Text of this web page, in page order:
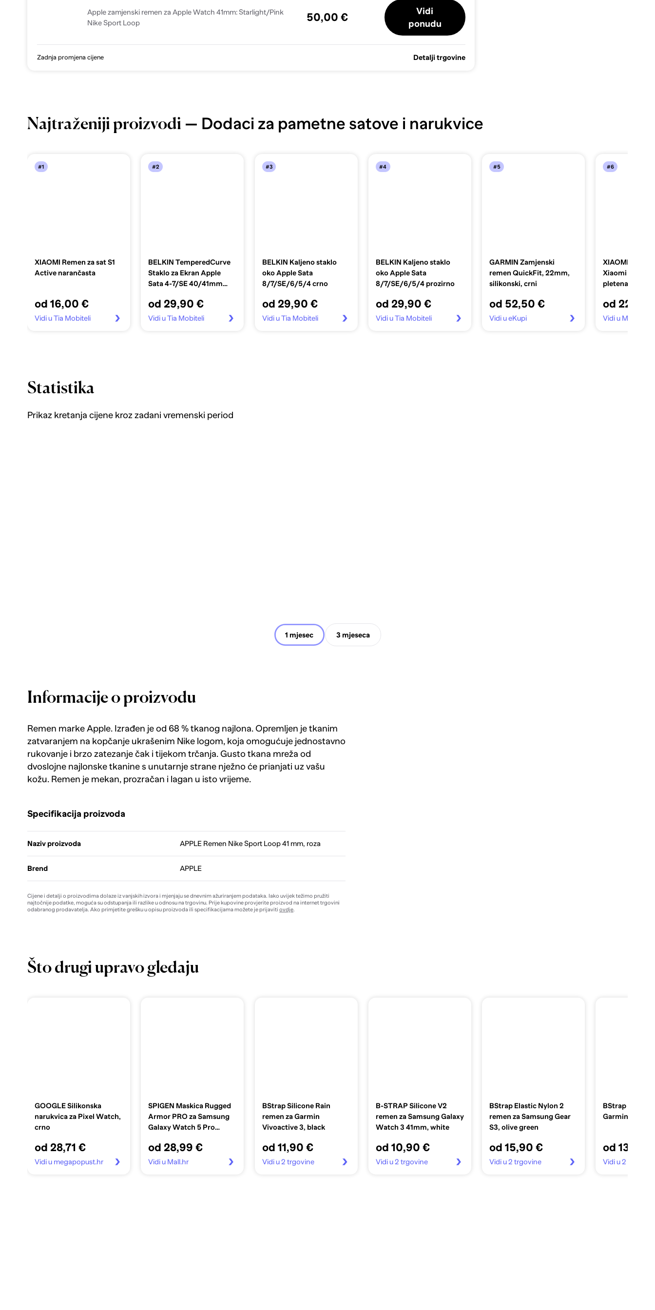
Apple zamjenski remen za Apple Watch 41mm: Starlight/Pink
Nike Sport Loop
50,00 €
Vidi
ponudu
Zadnja promjena cijene Detalji trgovine
Najtraženiji proizvodi — Dodaci za pametne satove i narukvice
#1
XIAOMI Remen za sat S1
Active narančasta
od 16,00 €
Vidi u Tia Mobiteli
#2
BELKIN TemperedCurve
Staklo za Ekran Apple
Sata 4-7/SE 40/41mm
od 29,90 €
Vidi u Tia Mobiteli
#3
BELKIN Kaljeno staklo
oko Apple Sata
8/7/SE/6/5/4 crno
od 29,90 €
Vidi u Tia Mobiteli
#4
BELKIN Kaljeno staklo
oko Apple Sata
8/7/SE/6/5/4 prozirno
od 29,90 €
Vidi u Tia Mobiteli
#5
GARMIN Zamjenski
remen QuickFit, 22mm,
silikonski, crni
od 52,50 €
Vidi u eKupi
#6
XIAOMI
Xiaomi Smart
pletena, žuta
od 22,00
Vidi u Moj-toner
Statistika
Prikaz kretanja cijene kroz zadani vremenski period
1 mjesec 3 mjeseca
Informacije o proizvodu
Remen marke Apple. Izrađen je od 68 % tkanog najlona. Opremljen je tkanim
zatvaranjem na kopčanje ukrašenim Nike logom, koja omogućuje jednostavno
rukovanje i brzo zatezanje čak i tijekom trčanja. Gusto tkana mreža od
dvoslojne najlonske tkanine s unutarnje strane nježno će prianjati uz vašu
kožu. Remen je mekan, prozračan i lagan u isto vrijeme.
Specifikacija proizvoda
Naziv proizvoda APPLE Remen Nike Sport Loop 41 mm, roza
Brend APPLE
Cijene i detalji o proizvodima dolaze iz vanjskih izvora i mjenjaju se dnevnim ažuriranjem podataka. Iako uvijek težimo pružiti
najtočnije podatke, moguća su odstupanja ili razlike u odnosu na trgovinu. Prije kupovine provjerite proizvod na internet trgovini
odabranog prodavatelja. Ako primjetite grešku u opisu proizvoda ili specifikacijama možete je prijaviti ovdje.
Što drugi upravo gledaju
GOOGLE Silikonska
narukvica za Pixel Watch,
crno
od 28,71 €
Vidi u megapopust.hr
SPIGEN Maskica Rugged
Armor PRO za Samsung
Galaxy Watch 5 Pro
od 28,99 €
Vidi u Mall.hr
BStrap Silicone Rain
remen za Garmin
Vivoactive 3, black
od 11,90 €
Vidi u 2 trgovine
B-STRAP Silicone V2
remen za Samsung Galaxy
Watch 3 41mm, white
od 10,90 €
Vidi u 2 trgovine
BStrap Elastic Nylon 2
remen za Samsung Gear
S3, olive green
od 15,90 €
Vidi u 2 trgovine
BStrap Pattern
Garmin Venu
od 13,90
Vidi u 2 trgovine